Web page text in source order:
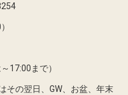
17:00まで）
その翌日、GW、お盆、年末